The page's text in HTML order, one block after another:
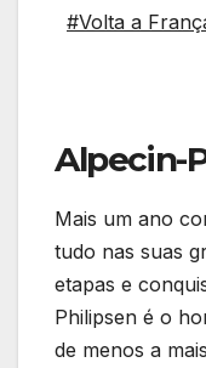
#Volta a
Alpecin-
Mais um ano
tudo nas suas
etapas e
Philipsen é o
de menos a